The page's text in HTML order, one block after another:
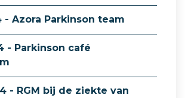
- Azora Parkinson team
- Parkinson café
- RGM bij de ziekte van